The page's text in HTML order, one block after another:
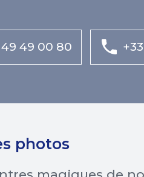
49 49 00 80
photos